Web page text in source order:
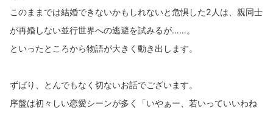
このままでは結婚できないかもしれないと危惧した2人は、親同士
が再婚しない並行世界への逃避を試みるが……。
といったところから物語が大きく動き出します。
ずばり、とんでもなく切ないお話でございます。
序盤は初々しい恋愛シーンが多く「いやぁー、若いっていいわね